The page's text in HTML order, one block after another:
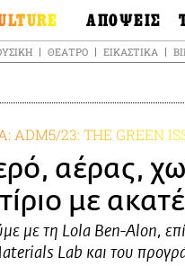
&
ΑΠΟΨΕΙΣ
Ιδέες
Επιστολές
ΘΈΑΤΡΟ ΕΙΚΑΣΤΙΚΆ
ADM5/23: THE GREEN
αέρας,
με
με τη Lola Ben-Alon,
Lab και του